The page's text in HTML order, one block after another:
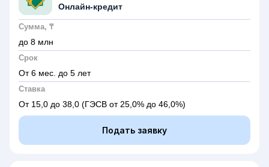
Онлайн-кредит
Сумма, ₸
до 8 млн
Срок
От 6 мес. до 5 лет
Ставка
От 15,0 до 38,0 (ГЭСВ от 25,0% до 46,0%)
Подать заявку